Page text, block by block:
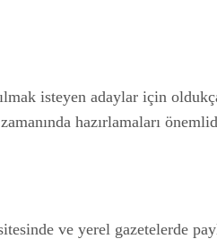
isteyen adaylar için
hazırlamaları
ve yerel gazetelerde